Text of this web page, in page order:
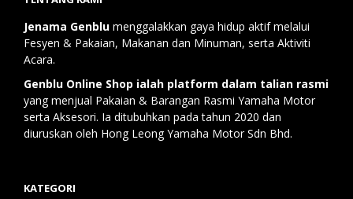
Jenama Genblu menggalakkan gaya hidup aktif melalui
Fesyen & Pakaian, Makanan dan Minuman, serta Aktiviti
Acara.
Genblu Online Shop ialah platform dalam talian rasmi
yang menjual Pakaian & Barangan Rasmi Yamaha Motor
serta Aksesori. Ia ditubuhkan pada tahun 2020 dan
diuruskan oleh Hong Leong Yamaha Motor Sdn Bhd.
KATEGORI